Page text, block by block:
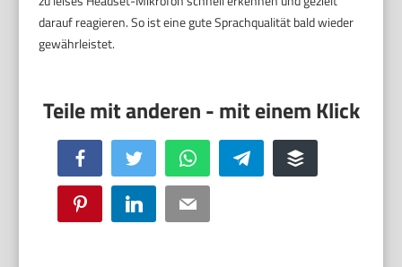
darauf reagieren. So ist eine gute Sprachqualität bald wieder
gewährleistet.
Facebook Twitter WhatsApp Telegram Buffer
Pinterest LinkedIn Email